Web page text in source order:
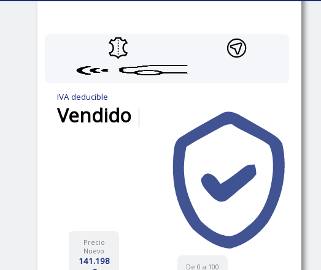
IVA deducible
Vendido
De 0 a 100
Precio
Nuevo
141.198